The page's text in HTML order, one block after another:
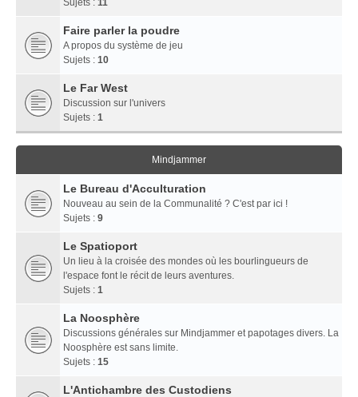
Sujets : 11
Faire parler la poudre
A propos du système de jeu
Sujets : 10
Le Far West
Discussion sur l'univers
Sujets : 1
Mindjammer
Le Bureau d'Acculturation
Nouveau au sein de la Communalité ? C'est par ici !
Sujets : 9
Le Spatioport
Un lieu à la croisée des mondes où les bourlingueurs de
l'espace font le récit de leurs aventures.
Sujets : 1
La Noosphère
Discussions générales sur Mindjammer et papotages divers. La
Noosphère est sans limite.
Sujets : 15
L'Antichambre des Custodiens